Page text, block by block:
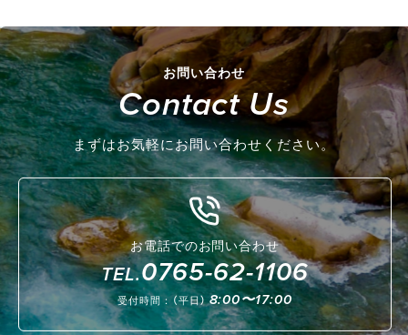
お問い合わせ
Contact Us
まずはお気軽にお問い合わせください。
お電話でのお問い合わせ
TEL.0765-62-1106
受付時間：（平日） 8:00〜17:00